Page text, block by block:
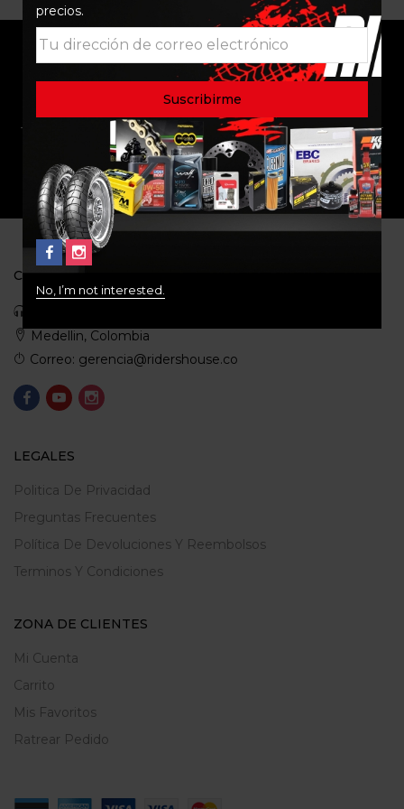
precios.
No, I’m not interested.
ENVÍO RAPIDO Y
RESPALDO
SOPORTE COMUNIDAD
CONTACTO
Medellin, Colombia
Correo: gerencia@ridershouse.co
LEGALES
Politica De Privacidad
Preguntas Frecuentes
Política De Devoluciones Y Reembolsos
Terminos Y Condiciones
ZONA DE CLIENTES
Mi Cuenta
Carrito
Mis Favoritos
Ratrear Pedido